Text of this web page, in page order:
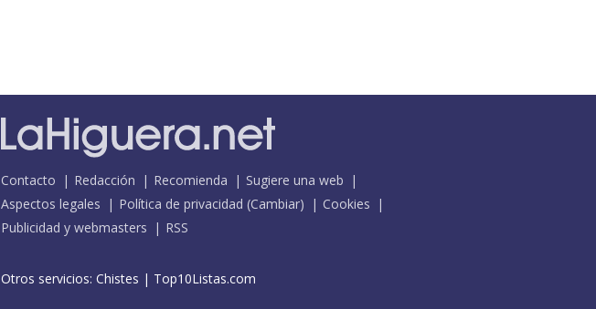
Contacto Redacción Recomienda
Sugiere una web
Aspectos legales
Política de privacidad (Cambiar)
Cookies
Publicidad y webmasters
RSS
Otros servicios: Chistes | Top10Listas.com